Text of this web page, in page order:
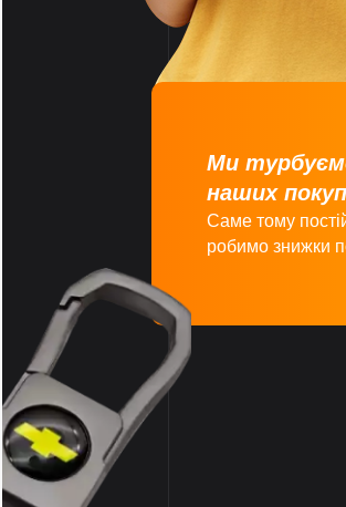
Ми
наших
Саме тому
робимо знижки